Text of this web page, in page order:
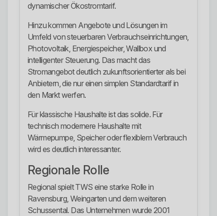
dynamischer Ökostromtarif.
Hinzu kommen Angebote und Lösungen im
Umfeld von steuerbaren Verbrauchseinrichtungen,
Photovoltaik, Energiespeicher, Wallbox und
intelligenter Steuerung. Das macht das
Stromangebot deutlich zukunftsorientierter als bei
Anbietern, die nur einen simplen Standardtarif in
den Markt werfen.
Für klassische Haushalte ist das solide. Für
technisch modernere Haushalte mit
Wärmepumpe, Speicher oder flexiblem Verbrauch
wird es deutlich interessanter.
Regionale Rolle
Regional spielt TWS eine starke Rolle in
Ravensburg, Weingarten und dem weiteren
Schussental. Das Unternehmen wurde 2001